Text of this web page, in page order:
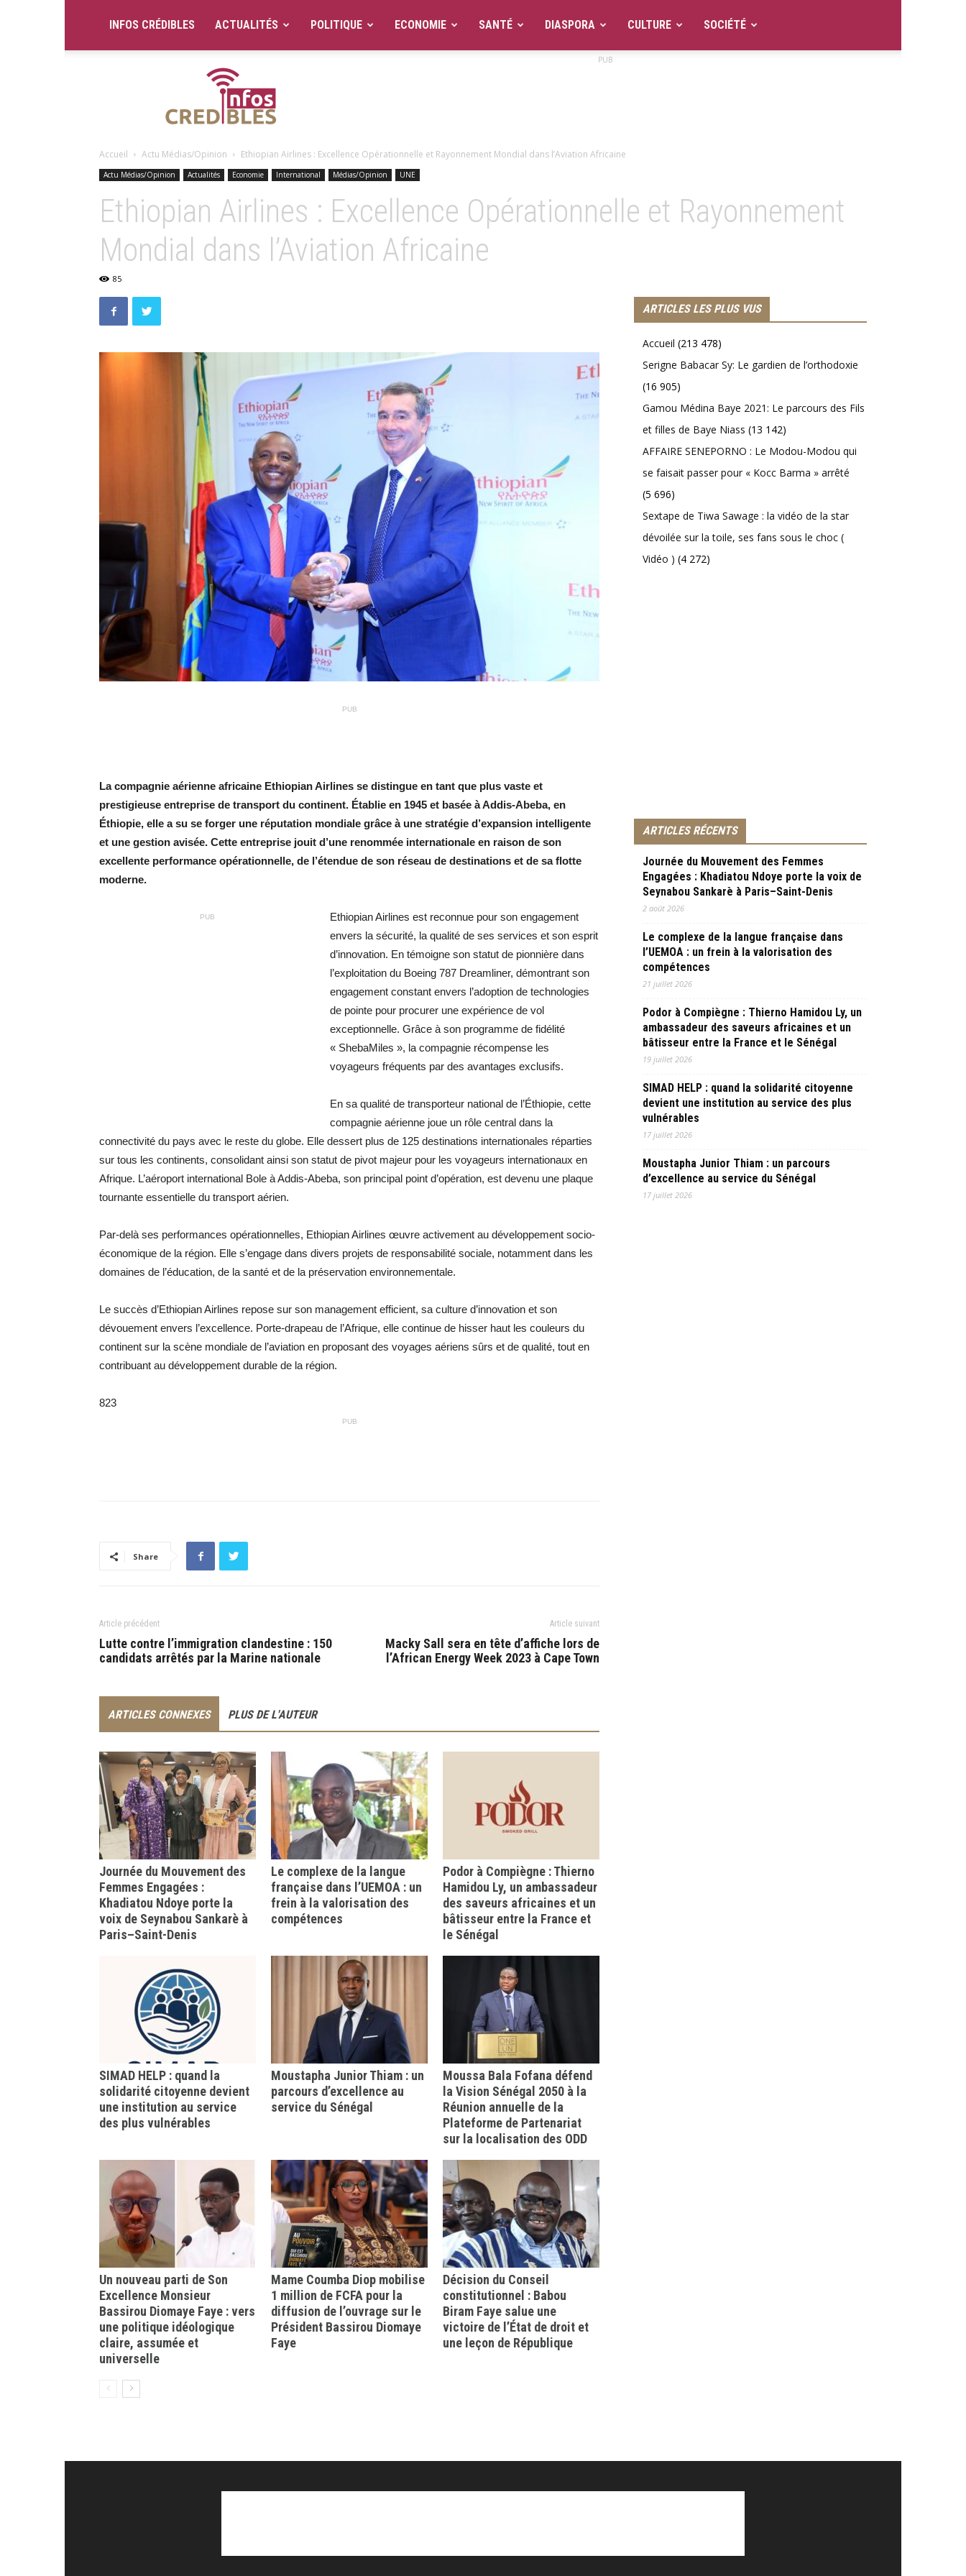
INFOS CRÉDIBLES ACTUALITÉS POLITIQUE ECONOMIE SANTÉ DIASPORA CULTURE SOCIÉTÉ
PUB
Accueil Actu Médias/Opinion Ethiopian Airlines : Excellence Opérationnelle et Rayonnement Mondial dans l’Aviation Africaine
Actu Médias/Opinion Actualités Economie International Médias/Opinion UNE
Ethiopian Airlines : Excellence Opérationnelle et Rayonnement
Mondial dans l’Aviation Africaine
85
PUB
La compagnie aérienne africaine Ethiopian Airlines se distingue en tant que plus vaste et
prestigieuse entreprise de transport du continent. Établie en 1945 et basée à Addis-Abeba, en
Éthiopie, elle a su se forger une réputation mondiale grâce à une stratégie d’expansion intelligente
et une gestion avisée. Cette entreprise jouit d’une renommée internationale en raison de son
excellente performance opérationnelle, de l’étendue de son réseau de destinations et de sa flotte
moderne.
PUB
Ethiopian Airlines est reconnue pour son engagement
envers la sécurité, la qualité de ses services et son esprit
d’innovation. En témoigne son statut de pionnière dans
l’exploitation du Boeing 787 Dreamliner, démontrant son
engagement constant envers l’adoption de technologies
de pointe pour procurer une expérience de vol
exceptionnelle. Grâce à son programme de fidélité
« ShebaMiles », la compagnie récompense les
voyageurs fréquents par des avantages exclusifs.
En sa qualité de transporteur national de l’Éthiopie, cette
compagnie aérienne joue un rôle central dans la
connectivité du pays avec le reste du globe. Elle dessert plus de 125 destinations internationales réparties
sur tous les continents, consolidant ainsi son statut de pivot majeur pour les voyageurs internationaux en
Afrique. L’aéroport international Bole à Addis-Abeba, son principal point d’opération, est devenu une plaque
tournante essentielle du transport aérien.
Par-delà ses performances opérationnelles, Ethiopian Airlines œuvre activement au développement socio-
économique de la région. Elle s’engage dans divers projets de responsabilité sociale, notamment dans les
domaines de l’éducation, de la santé et de la préservation environnementale.
Le succès d’Ethiopian Airlines repose sur son management efficient, sa culture d’innovation et son
dévouement envers l’excellence. Porte-drapeau de l’Afrique, elle continue de hisser haut les couleurs du
continent sur la scène mondiale de l’aviation en proposant des voyages aériens sûrs et de qualité, tout en
contribuant au développement durable de la région.
823
PUB
Share
Article précédent
Lutte contre l’immigration clandestine : 150
candidats arrêtés par la Marine nationale
Article suivant
Macky Sall sera en tête d’affiche lors de
l’African Energy Week 2023 à Cape Town
ARTICLES CONNEXES PLUS DE L'AUTEUR
Journée du Mouvement des
Femmes Engagées :
Khadiatou Ndoye porte la
voix de Seynabou Sankarè à
Paris–Saint-Denis
Le complexe de la langue
française dans l’UEMOA : un
frein à la valorisation des
compétences
Podor à Compiègne : Thierno
Hamidou Ly, un ambassadeur
des saveurs africaines et un
bâtisseur entre la France et
le Sénégal
SIMAD HELP : quand la
solidarité citoyenne devient
une institution au service
des plus vulnérables
Moustapha Junior Thiam : un
parcours d’excellence au
service du Sénégal
Moussa Bala Fofana défend
la Vision Sénégal 2050 à la
Réunion annuelle de la
Plateforme de Partenariat
sur la localisation des ODD
Un nouveau parti de Son
Excellence Monsieur
Bassirou Diomaye Faye : vers
une politique idéologique
claire, assumée et
universelle
Mame Coumba Diop mobilise
1 million de FCFA pour la
diffusion de l’ouvrage sur le
Président Bassirou Diomaye
Faye
Décision du Conseil
constitutionnel : Babou
Biram Faye salue une
victoire de l’État de droit et
une leçon de République
ARTICLES LES PLUS VUS
Accueil (213 478)
Serigne Babacar Sy: Le gardien de l’orthodoxie
(16 905)
Gamou Médina Baye 2021: Le parcours des Fils
et filles de Baye Niass (13 142)
AFFAIRE SENEPORNO : Le Modou-Modou qui
se faisait passer pour « Kocc Barma » arrêté
(5 696)
Sextape de Tiwa Sawage : la vidéo de la star
dévoilée sur la toile, ses fans sous le choc (
Vidéo ) (4 272)
ARTICLES RÉCENTS
Journée du Mouvement des Femmes
Engagées : Khadiatou Ndoye porte la voix de
Seynabou Sankarè à Paris–Saint-Denis
2 août 2026
Le complexe de la langue française dans
l’UEMOA : un frein à la valorisation des
compétences
21 juillet 2026
Podor à Compiègne : Thierno Hamidou Ly, un
ambassadeur des saveurs africaines et un
bâtisseur entre la France et le Sénégal
19 juillet 2026
SIMAD HELP : quand la solidarité citoyenne
devient une institution au service des plus
vulnérables
17 juillet 2026
Moustapha Junior Thiam : un parcours
d’excellence au service du Sénégal
17 juillet 2026